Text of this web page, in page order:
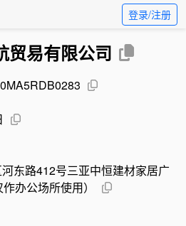
登录/注册
贸易有限公司
东路412号三亚中恒建材家居广
办公场所使用）